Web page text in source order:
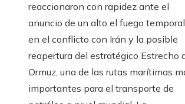
reaccionaron con rapidez ante el
anuncio de un alto el fuego temporal
en el conflicto con Irán y la posible
reapertura del estratégico Estrecho
Ormuz, una de las rutas marítimas
importantes para el transporte de